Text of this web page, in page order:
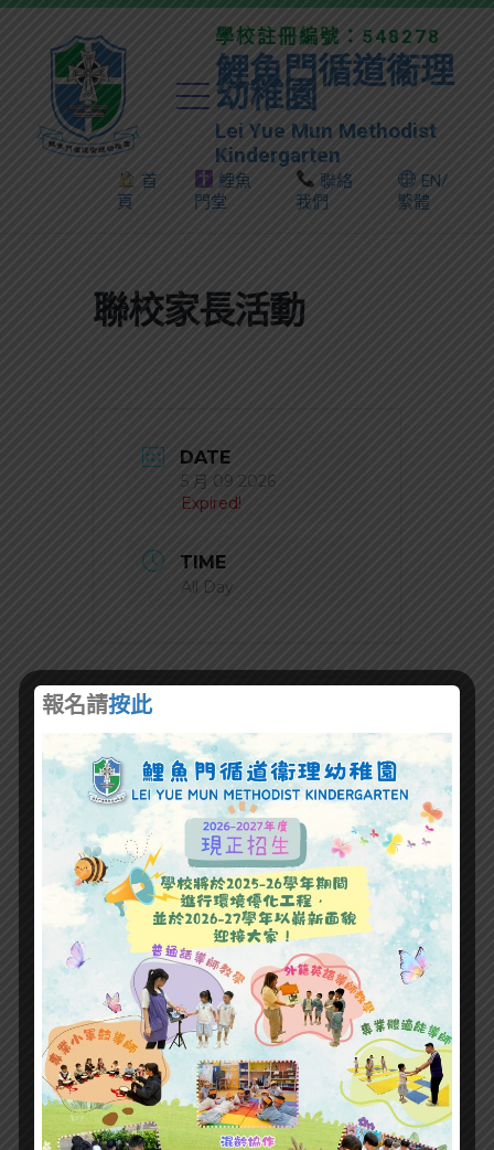
學校註冊編號：548278
鯉魚門循道衞理
幼稚園
Lei Yue Mun Methodist
Kindergarten
首
頁
鯉魚
門堂
聯絡
我們
EN/
繁體
聯校家長活動
DATE
5 月 09 2026
Expired!
TIME
All Day
+ Add to Google Calendar
+ iCal / Outlook export
SHARE THIS EVENT
報名請按此